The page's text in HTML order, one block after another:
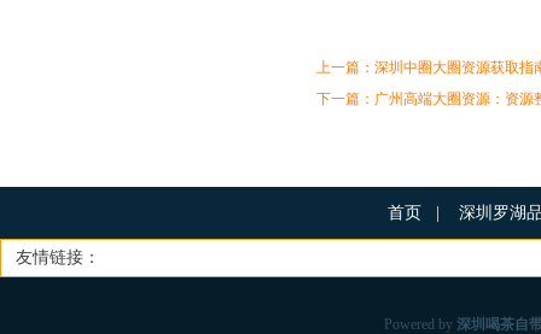
上一篇： 深圳中圈大圈资源获取指
下一篇： 广州高端大圈资源‌：资源
首页 深圳罗湖
友情链接：
Powered by 深圳喝茶自